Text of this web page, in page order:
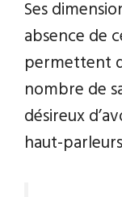
Ses
absence de
permettent
nombre de
désireux
haut-